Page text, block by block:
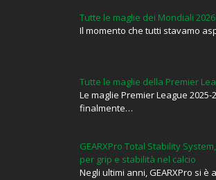
Tutte le maglie dei Mondiali 2026
Il momento che tutti stavamo
Tutte le maglie della Premier
Le maglie Premier League 2025-
finalmente…
GEARXPro Total Stability
per grip e stabilità nel calcio
Negli ultimi anni, GEARXPro si